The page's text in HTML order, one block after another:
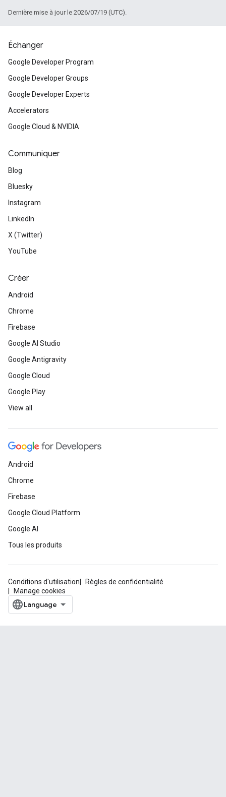
Dernière mise à jour le 2026/07/19 (UTC).
Échanger
Google Developer Program
Google Developer Groups
Google Developer Experts
Accelerators
Google Cloud & NVIDIA
Communiquer
Blog
Bluesky
Instagram
LinkedIn
X (Twitter)
YouTube
Créer
Android
Chrome
Firebase
Google AI Studio
Google Antigravity
Google Cloud
Google Play
View all
Android
Chrome
Firebase
Google Cloud Platform
Google AI
Tous les produits
Conditions d'utilisation
Règles de confidentialité
Manage cookies